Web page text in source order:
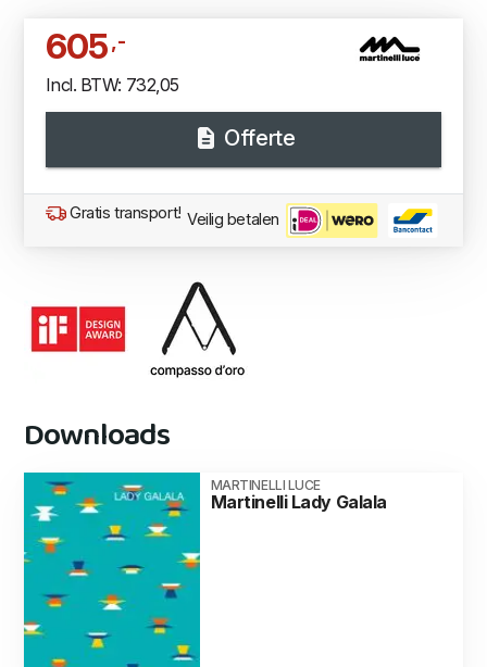
605,-
Incl. BTW: 732,05
Offerte
Gratis transport! Veilig betalen
Downloads
MARTINELLI LUCE
Martinelli Lady Galala